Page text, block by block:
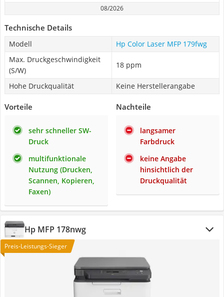
08/2026
Technische Details
Modell
Hp Color Laser MFP 179fwg
Max. Druckgeschwindigkeit
(S/W)
18 ppm
Hohe Druckqualität Keine Herstellerangabe
Vorteile
sehr schneller SW-
Druck
multifunktionale
Nutzung (Drucken,
Scannen, Kopieren,
Faxen)
Nachteile
langsamer
Farbdruck
keine Angabe
hinsichtlich der
Druckqualität
Hp MFP 178nwg
Preis-Leistungs-Sieger